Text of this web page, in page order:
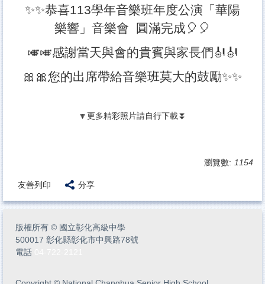
✨✨恭喜113學年音樂班年度公演「華陽
樂響」音樂會 圓滿完成🎈🎈
🎺🎺感謝當天與會的貴賓與家長們🎻🎻
🎀🎀您的出席帶給音樂班莫大的鼓勵✨✨
🔽更多精彩照片請自行下載⏬
瀏覽數: 1154
友善列印 分享
版權所有 © 國立彰化高級中學
500017 彰化縣彰化市中興路78號
電話